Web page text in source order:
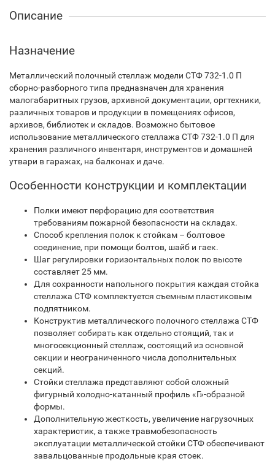
Описание
Назначение
Металлический полочный стеллаж модели СТФ 732-1.0 П
сборно-разборного типа предназначен для хранения
малогабаритных грузов, архивной документации, оргтехники,
различных товаров и продукции в помещениях офисов,
архивов, библиотек и складов. Возможно бытовое
использование металлического стеллажа СТФ 732-1.0 П для
хранения различного инвентаря, инструментов и домашней
утвари в гаражах, на балконах и даче.
Особенности конструкции и комплектации
Полки имеют перфорацию для соответствия
требованиям пожарной безопасности на складах.
Способ крепления полок к стойкам – болтовое
соединение, при помощи болтов, шайб и гаек.
Шаг регулировки горизонтальных полок по высоте
составляет 25 мм.
Для сохранности напольного покрытия каждая стойка
стеллажа СТФ комплектуется съемным пластиковым
подпятником.
Конструктив металлического полочного стеллажа СТФ
позволяет собирать как отдельно стоящий, так и
многосекционный стеллаж, состоящий из основной
секции и неограниченного числа дополнительных
секций.
Стойки стеллажа представляют собой сложный
фигурный холодно-катанный профиль «Г»-образной
формы.
Дополнительную жесткость, увеличение нагрузочных
характеристик, а также травмобезопасность
эксплуатации металлической стойки СТФ обеспечивают
завальцованные продольные края стоек.